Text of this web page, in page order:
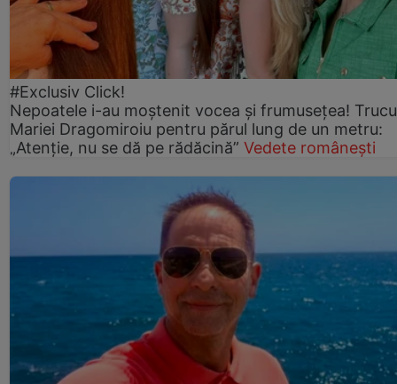
#Exclusiv Click!
Nepoatele i-au moștenit vocea și frumusețea!
Mariei Dragomiroiu pentru părul lung de un metru:
„Atenție, nu se dă pe rădăcină” Vedete românești